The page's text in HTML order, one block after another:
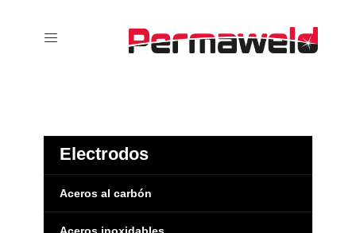
Electrodos
Aceros al carbón